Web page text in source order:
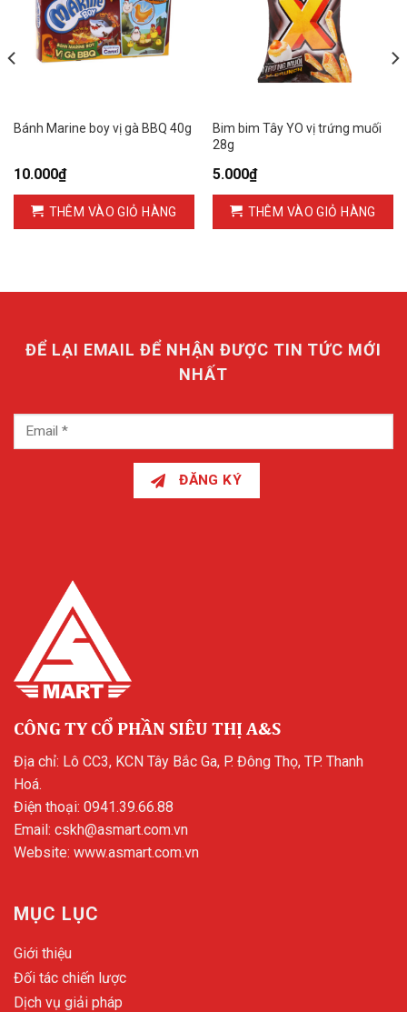
Bánh Marine boy vị gà BBQ 40g
10.000₫
THÊM VÀO GIỎ HÀNG
Bim bim Tây YO vị trứng muối
28g
5.000₫
THÊM VÀO GIỎ HÀNG
ĐỂ LẠI EMAIL ĐỂ NHẬN ĐƯỢC TIN TỨC MỚI
NHẤT
ĐĂNG KÝ
CÔNG TY CỔ PHẦN SIÊU THỊ A&S
Địa chỉ: Lô CC3, KCN Tây Bắc Ga, P. Đông Thọ, TP. Thanh
Hoá.
Điện thoại: 0941.39.66.88
Email: cskh@asmart.com.vn
Website: www.asmart.com.vn
MỤC LỤC
Giới thiệu
Đối tác chiến lược
Dịch vụ giải pháp